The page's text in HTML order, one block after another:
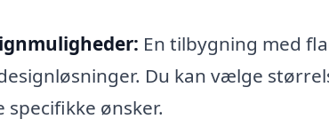
En tilbygning med
Du kan vælge
specifikke ønsker.